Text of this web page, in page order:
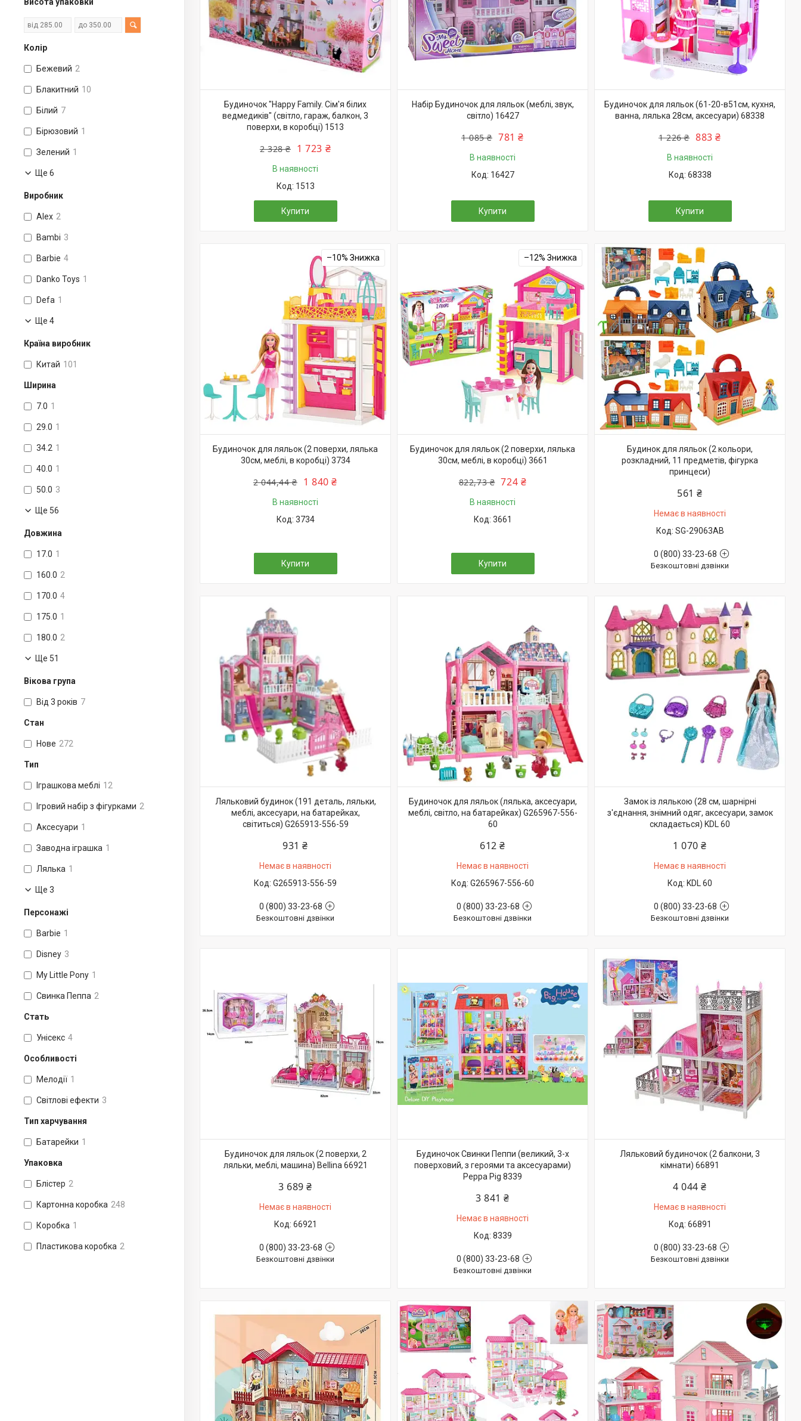
Колір
Бежевий 2
Блакитний 10
Білий 7
Бірюзовий 1
Зелений 1
Ще 6
Виробник
Alex 2
Bambi 3
Barbie 4
Danko Toys 1
Defa 1
Ще 4
Країна виробник
Китай 101
Ширина
7.0 1
29.0 1
34.2 1
40.0 1
50.0 3
Ще 56
Довжина
17.0 1
160.0 2
170.0 4
175.0 1
180.0 2
Ще 51
Вікова група
Від 3 років 7
Стан
Нове 272
Тип
Іграшкова меблі 12
Ігровий набір з фігурками 2
Аксесуари 1
Заводна іграшка 1
Лялька 1
Ще 3
Персонажі
Barbie 1
Disney 3
My Little Pony 1
Свинка Пеппа 2
Стать
Унісекс 4
Особливості
Мелодії 1
Світлові ефекти 3
Тип харчування
Батарейки 1
Упаковка
Блістер 2
Картонна коробка 248
Коробка 1
Пластикова коробка 2
Будиночок "Happy Family. Сім'я білих
ведмедиків" (світло, гараж, балкон, 3
поверхи, в коробці) 1513
2 328 ₴ 1 723 ₴
В наявності
1513
Купити
Набір Будиночок для ляльок (меблі, звук,
світло) 16427
1 085 ₴ 781 ₴
В наявності
16427
Купити
Будиночок для ляльок (61-20-в51см, кухня,
ванна, лялька 28см, аксесуари) 68338
1 226 ₴ 883 ₴
В наявності
68338
Купити
–10%
Будиночок для ляльок (2 поверхи, лялька
30см, меблі, в коробці) 3734
2 044,44 ₴ 1 840 ₴
В наявності
3734
Купити
–12%
Будиночок для ляльок (2 поверхи, лялька
30см, меблі, в коробці) 3661
822,73 ₴ 724 ₴
В наявності
3661
Купити
Будинок для ляльок (2 кольори,
розкладний, 11 предметів, фігурка
принцеси)
561 ₴
Немає в наявності
SG-29063AB
0 (800) 33-23-68
Безкоштовні дзвінки
Ляльковий будинок (191 деталь, ляльки,
меблі, аксесуари, на батарейках,
світиться) G265913-556-59
931 ₴
Немає в наявності
G265913-556-59
0 (800) 33-23-68
Безкоштовні дзвінки
Будиночок для ляльок (лялька, аксесуари,
меблі, світло, на батарейках) G265967-556-
60
612 ₴
Немає в наявності
G265967-556-60
0 (800) 33-23-68
Безкоштовні дзвінки
Замок із лялькою (28 см, шарнірні
з'єднання, знімний одяг, аксесуари, замок
складається) KDL 60
1 070 ₴
Немає в наявності
KDL 60
0 (800) 33-23-68
Безкоштовні дзвінки
Будиночок для ляльок (2 поверхи, 2
ляльки, меблі, машина) Bellina 66921
3 689 ₴
Немає в наявності
66921
0 (800) 33-23-68
Безкоштовні дзвінки
Будиночок Свинки Пеппи (великий, 3-х
поверховий, з героями та аксесуарами)
Peppa Pig 8339
3 841 ₴
Немає в наявності
8339
0 (800) 33-23-68
Безкоштовні дзвінки
Ляльковий будиночок (2 балкони, 3
кімнати) 66891
4 044 ₴
Немає в наявності
66891
0 (800) 33-23-68
Безкоштовні дзвінки